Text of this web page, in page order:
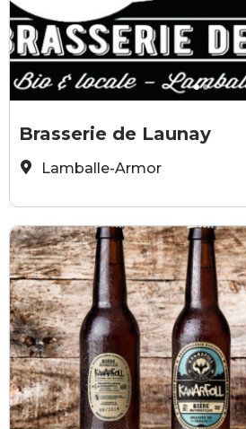
©Brasserie de Launay
Brasserie de Launay
Lamballe-Armor